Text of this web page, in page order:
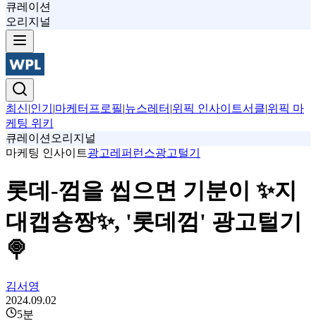
큐레이션
오리지널
최신|인기 |마케터프로필|뉴스레터 |위픽 인사이트서클|위픽 마
케팅 위키
큐레이션 오리지널
마케팅 인사이트광고레퍼런스광고털기
롯데-껌을 씹으면 기분이 ✨지
대캡숑짱✨, '롯데껌' 광고털기
🍭
김서영
2024.09.02
5분